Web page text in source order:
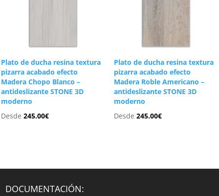
Plato de ducha resina textura
pizarra acabado efecto
Madera Chopo Blanco –
antideslizante STONE 3D
moderno
Desde245.00€
Plato de ducha resina textura
pizarra acabado efecto
Madera Roble Americano –
antideslizante STONE 3D
moderno
Desde 245.00€
DOCUMENTACIÓN: